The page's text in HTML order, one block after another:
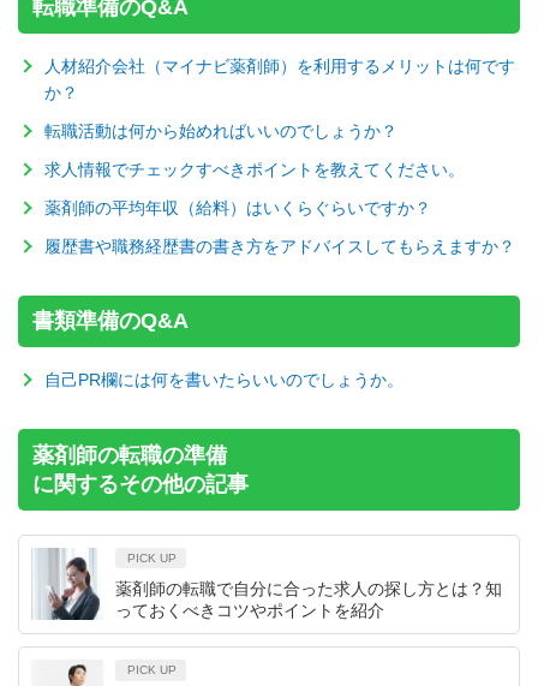
転職準備のQ&A
人材紹介会社（マイナビ薬剤師）を利用するメリットは何です
か？
転職活動は何から始めればいいのでしょうか？
求人情報でチェックすべきポイントを教えてください。
薬剤師の平均年収（給料）はいくらぐらいですか？
履歴書や職務経歴書の書き方をアドバイスしてもらえますか？
書類準備のQ&A
自己PR欄には何を書いたらいいのでしょうか。
薬剤師の転職の準備
に関するその他の記事
PICK UP
薬剤師の転職で自分に合った求人の探し方とは？知
っておくべきコツやポイントを紹介
PICK UP